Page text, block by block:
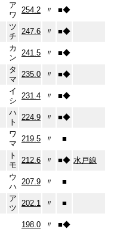
ア
ワ
254.2 〃 ■◆
ツ
チ
247.6 〃 ■◆
カ
ン
241.5 〃 ■◆
タ
マ
235.0 〃 ■◆
イ
シ
231.4 〃 ■◆
ハ
ト
224.9 〃 ■◆
ワ
マ
219.5 〃 ■
ト
モ
212.6 〃 ■◆ 水戸線
ウ
ハ
207.9 〃 ■
ア
ツ
202.1 〃
■
198.0 〃 ■◆